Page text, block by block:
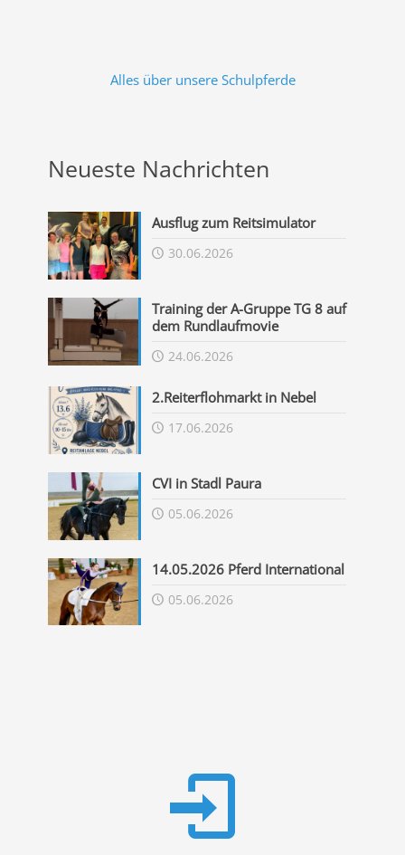
Alles über unsere Schulpferde
Neueste Nachrichten
Ausflug zum Reitsimulator
30.06.2026
Training der A-Gruppe TG 8 auf
dem Rundlaufmovie
24.06.2026
2.Reiterflohmarkt in Nebel
17.06.2026
CVI in Stadl Paura
05.06.2026
14.05.2026 Pferd International
05.06.2026